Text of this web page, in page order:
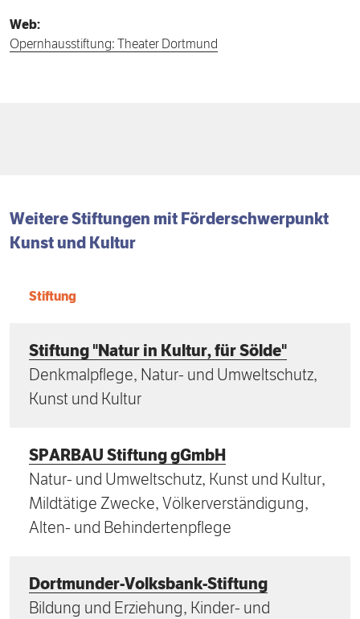
Web:
Opernhausstiftung: Theater Dortmund
Weitere Stiftungen mit Förder­schwerpunkt
Kunst und Kultur
Stiftung
Stiftung "Natur in Kultur, für Sölde"
Denkmalpflege, Natur- und Umweltschutz,
Kunst und Kultur
SPARBAU Stiftung gGmbH
Natur- und Umweltschutz, Kunst und Kultur,
Mildtätige Zwecke, Völkerverständigung,
Alten- und Behindertenpflege
Dortmunder-Volksbank-Stiftung
Bildung und Erziehung, Kinder- und